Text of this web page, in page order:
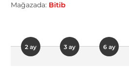
Mağazada: Bitib
2 ay 3 ay 6 ay